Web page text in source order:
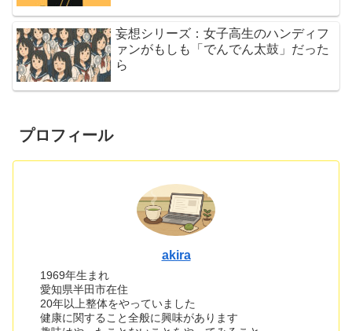
妄想シリーズ：女子高生のハンディフ
ァンがもしも「でんでん太鼓」だった
ら
プロフィール
akira
1969年生まれ
愛知県半田市在住
20年以上整体をやっていました
健康に関すること全般に興味があります